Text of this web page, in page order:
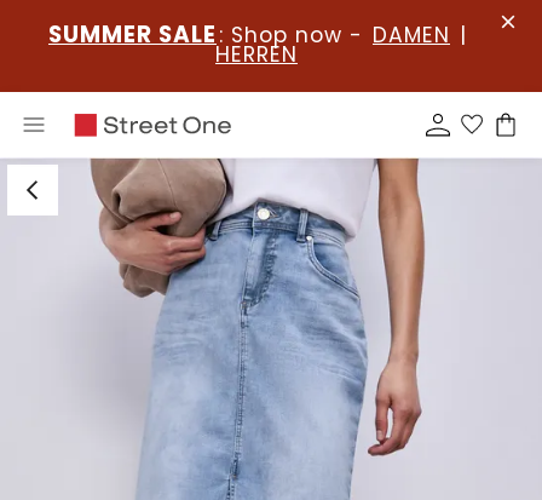
SUMMER SALE : Shop now - DAMEN |
HERREN